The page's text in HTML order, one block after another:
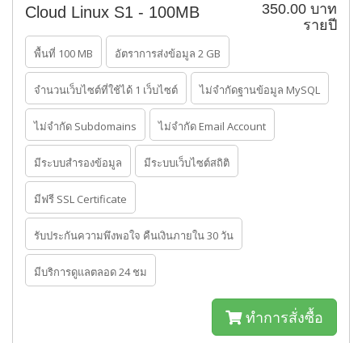
350.00 บาท
รายปี
Cloud Linux S1 - 100MB
พื้นที่ 100 MB อัตราการส่งข้อมูล 2 GB
จำนวนเว็บไซต์ที่ใช้ได้ 1 เว็บไซต์ ไม่จำกัดฐานข้อมูล MySQL
ไม่จำกัด Subdomains ไม่จำกัด Email Account
มีระบบสำรองข้อมูล มีระบบเว็บไซต์สถิติ
มีฟรี SSL Certificate
รับประกันความพึงพอใจ คืนเงินภายใน 30 วัน
มีบริการดูแลตลอด 24 ชม
ทำการสั่งซื้อ